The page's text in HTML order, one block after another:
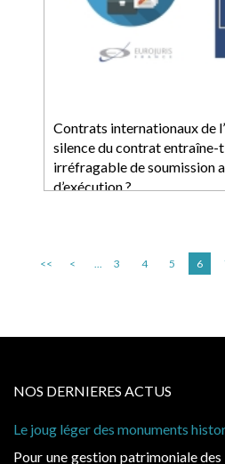
Contrats internationaux de
silence du contrat
irréfragable de soumission
d’exécution ?
<< < ... 3 4 5 6
NOS DERNIERES ACTUS
léger des monuments historiques
une gestion patrimoniale des